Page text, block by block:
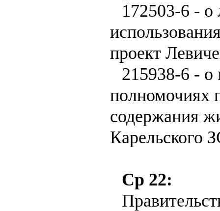
172503-6 - о
проект
215938-6 -
полномочиях
содержания
Карельского
Ср 22: